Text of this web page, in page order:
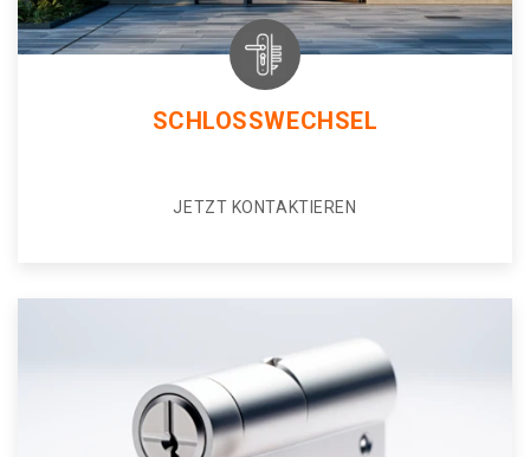
SCHLOSSWECHSEL
JETZT KONTAKTIEREN